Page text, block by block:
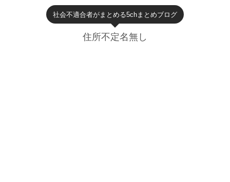
社会不適合者がまとめる5chまとめブログ
住所不定名無し